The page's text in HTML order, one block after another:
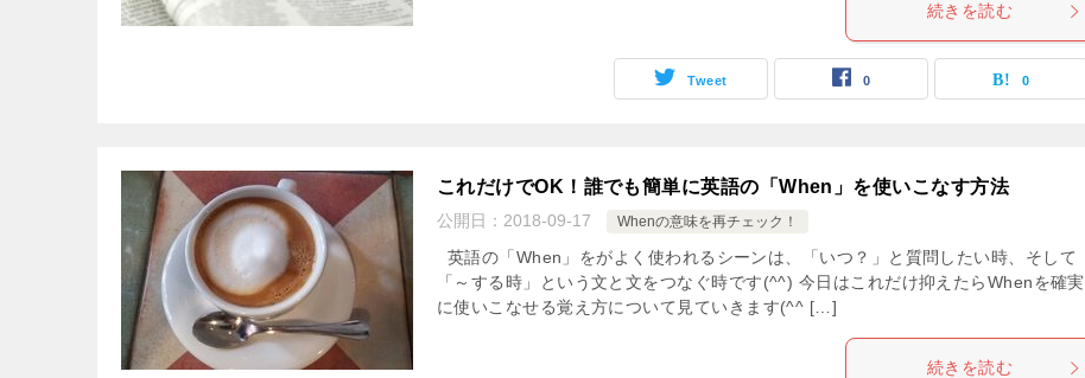
続きを読む
Tweet 0 0
これだけでOK！誰でも簡単に英語の「When」を使いこなす方法
公開日： 2018-09-17 Whenの意味を再チェック！
英語の「When」をがよく使われるシーンは、「いつ？」と質問したい時、そして
「～する時」という文と文をつなぐ時です(^^) 今日はこれだけ抑えたらWhenを確実
に使いこなせる覚え方について見ていきます(^^ […]
続きを読む